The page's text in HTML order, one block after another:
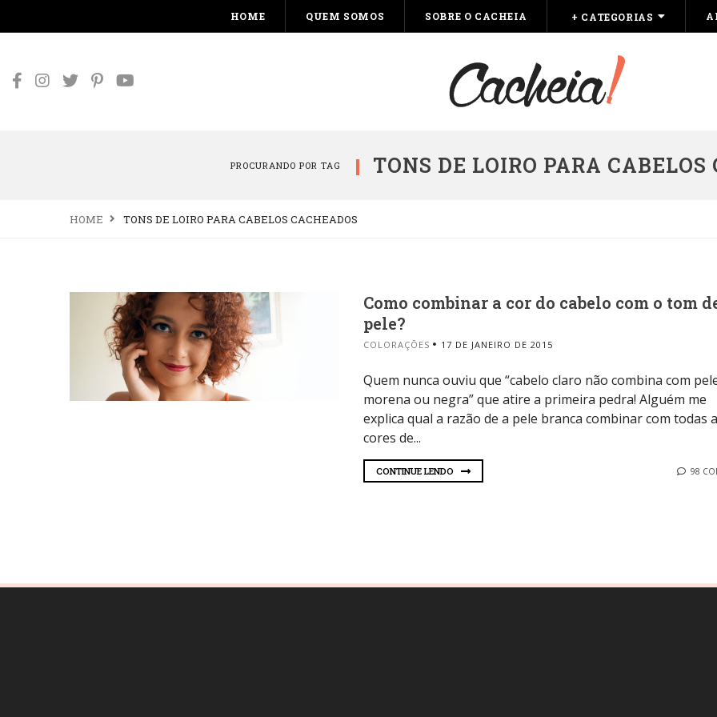
HOME QUEM SOMOS SOBRE O CACHEIA + CATEGORIAS
PROCURANDO POR TAG TONS DE LOIRO PARA CABELOS
HOME TONS DE LOIRO PARA CABELOS CACHEADOS
Como combinar a cor do cabelo com o tom
pele?
COLORAÇÕES 17 DE JANEIRO DE 2015
Quem nunca ouviu que “cabelo claro não combina com
morena ou negra” que atire a primeira pedra! Alguém me
explica qual a razão de a pele branca combinar com todas
cores de...
CONTINUE LENDO 98